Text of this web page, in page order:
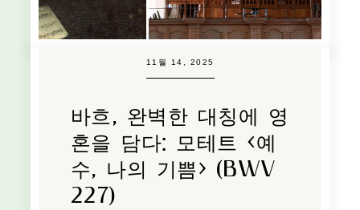
11월 14, 2025
바흐, 완벽한 대칭에 영
혼을 담다: 모테트 <예
수, 나의 기쁨> (BWV
227)